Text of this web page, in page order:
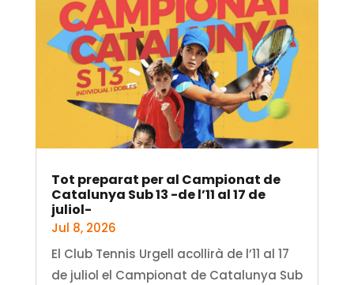
Tot preparat per al Campionat de
Catalunya Sub 13 -de l’11 al 17 de
juliol-
Jul 8, 2026
El Club Tennis Urgell acollirà de l’11 al 17
de juliol el Campionat de Catalunya Sub